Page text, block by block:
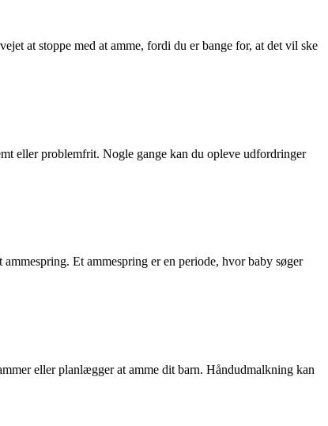
at stoppe med at amme, fordi du er bange for, at det vil ske
eller problemfrit. Nogle gange kan du opleve udfordringer
Et ammespring er en periode, hvor baby søger
eller planlægger at amme dit barn. Håndudmalkning kan